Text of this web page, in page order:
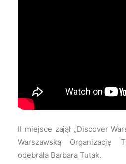
II miejsce zajął „Discover
Warszawską Organizację
odebrała Barbara Tutak.